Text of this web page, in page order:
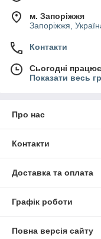
м. Запоріжжя
Запоріжжя,
Контакти
Сьогодні
Показати весь
Про нас
Контакти
Доставка та оплата
Графік роботи
Повна версія сайту